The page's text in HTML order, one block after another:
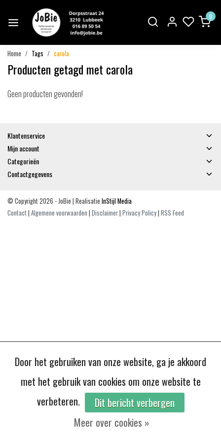
0
Home Tags carola
Producten getagd met carola
Geen producten gevonden!
Klantenservice
Mijn account
Categorieën
Contactgegevens
© Copyright 2026 - JoBie | Realisatie InStijl Media
Contact| Algemene voorwaarden | Disclaimer| Privacy Policy| RSS Feed
Door het gebruiken van onze website, ga je akkoord
met het gebruik van cookies om onze website te
verbeteren.
Dit bericht verbergen
Meer over cookies »